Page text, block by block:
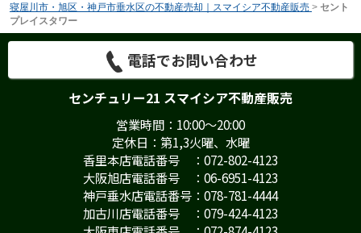
寝屋川市・旭区・神戸市垂水区の不動産売却｜スマイシア不動産販売 > セント
プレイスタワー
電話でお問い合わせ
センチュリー21 スマイシア不動産販売
営業時間：10:00～20:00
定休日：第1,3火曜、水曜
香里本店電話番号 ：072-802-4123
大阪旭店電話番号 ：06-6951-4123
神戸垂水店電話番号：078-781-4444
加古川店電話番号 ：079-424-4123